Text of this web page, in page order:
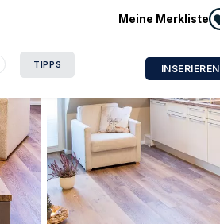
Meine Merkliste
TIPPS INSERIEREN